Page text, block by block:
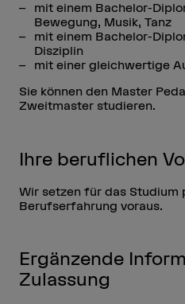
mit einem Bachelor-
Bewegung, Musik, Tanz
mit einem Bachelor-
Disziplin
mit einer gleichwertige
Sie können den Master
Zweitmaster studieren.
Ihre beruflichen
Wir setzen für das Studium
Berufserfahrung voraus.
Ergänzende
Zulassung